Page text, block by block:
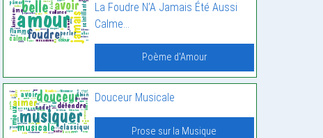
La Foudre N’A Jamais Été Aussi
Calme…
Poème d'Amour
Douceur Musicale
Prose sur la Musique